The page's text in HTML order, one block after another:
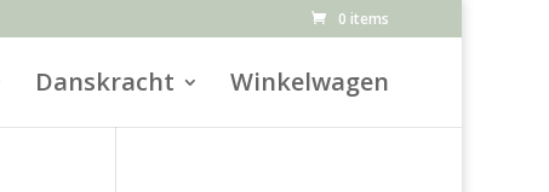
0 items
Danskracht Winkelwagen